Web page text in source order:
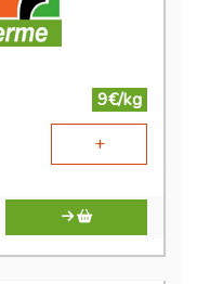
9€/kg
+